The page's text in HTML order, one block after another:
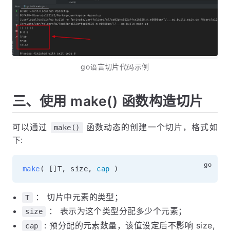
go语言切片代码示例
三、使用 make() 函数构造切片
可以通过 make()
函数动态的创建一个切片，格式如
下:
make ( [ ] T, size, cap )
T ： 切片中元素的类型；
size ： 表示为这个类型分配多少个元素；
cap
: 预分配的元素数量，该值设定后不影响 size,